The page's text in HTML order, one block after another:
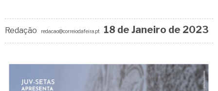
Redação redacao@correiodafeira.pt 18 de Janeiro de 2023